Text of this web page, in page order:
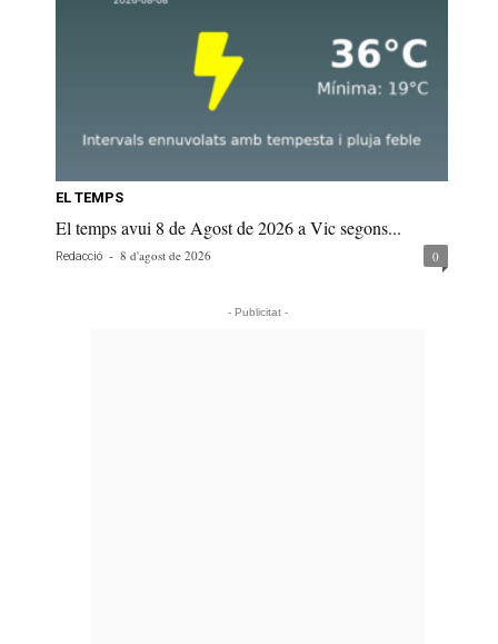
EL TEMPS
El temps avui 8 de Agost de 2026 a Vic segons...
Redacció - 8 d'agost de 2026 0
- Publicitat -